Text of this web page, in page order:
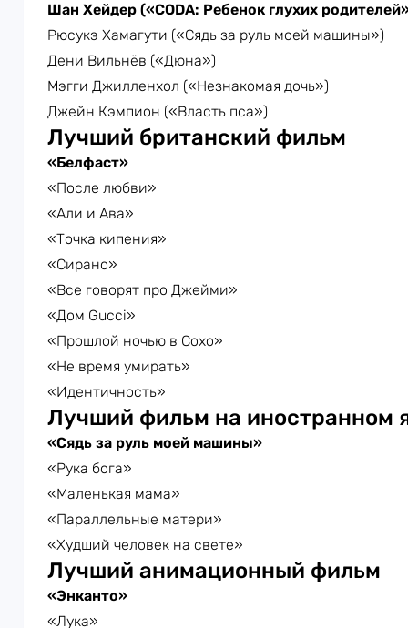
Шан Хейдер («CODA: Ребенок глухих
Рюсукэ Хамагути («Сядь за руль моей машины»)
Дени Вильнёв («Дюна»)
Мэгги Джилленхол («Незнакомая дочь»)
Джейн Кэмпион («Власть пса»)
Лучший британский фильм
«Белфаст»
«После любви»
«Али и Ава»
«Точка кипения»
«Сирано»
«Все говорят про Джейми»
«Дом Gucci»
«Прошлой ночью в Сохо»
«Не время умирать»
«Идентичность»
Лучший фильм на иностранном
«Сядь за руль моей машины»
«Рука бога»
«Маленькая мама»
«Параллельные матери»
«Худший человек на свете»
Лучший анимационный фильм
«Энканто»
«Лука»